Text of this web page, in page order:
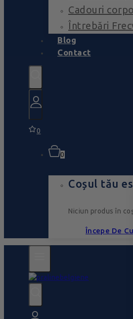
Cadouri
Întrebări
Blog
Contact
0
0
Coșul tău
Niciun produs în
Începe De